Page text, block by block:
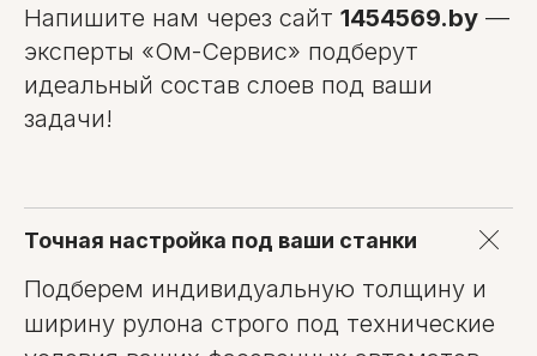
Напишите нам через сайт 1454569.by —
эксперты «Ом-Сервис» подберут
идеальный состав слоев под ваши
задачи!
Точная настройка под ваши станки
Подберем индивидуальную толщину и
ширину рулона строго под технические